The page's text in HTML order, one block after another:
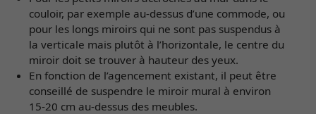
couloir, par exemple au-dessus d’une commode, ou
pour les longs miroirs qui ne sont pas suspendus à
la verticale mais plutôt à l’horizontale, le centre du
miroir doit se trouver à hauteur des yeux.
En fonction de l’agencement existant, il peut être
conseillé de suspendre le miroir mural à environ
15-20 cm au-dessus des meubles.